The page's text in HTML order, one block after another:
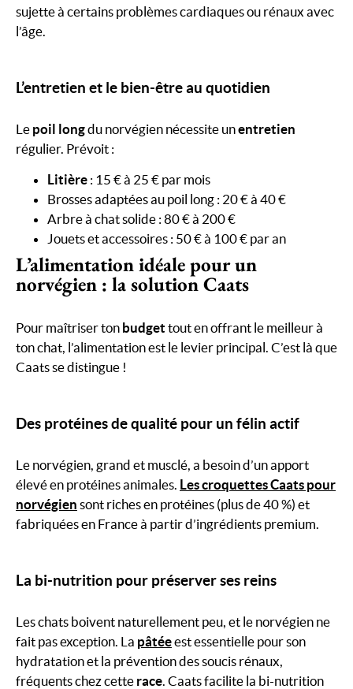
sujette à certains problèmes cardiaques ou rénaux avec
l’âge.
L’entretien et le bien-être au quotidien
Le poil longdu norvégien nécessite unentretien
régulier. Prévoit :
Litière : 15 € à 25 € par mois
Brosses adaptées au poil long : 20 € à 40 €
Arbre à chat solide : 80 € à 200 €
Jouets et accessoires : 50 € à 100 € par an
L’alimentation idéale pour un
norvégien : la solution Caats
Pour maîtriser ton budget tout en offrant le meilleur à
ton chat, l’alimentation est le levier principal. C’est là que
Caats se distingue !
Des protéines de qualité pour un félin actif
Le norvégien, grand et musclé, a besoin d’un apport
élevé en protéines animales. Les croquettes Caats pour
norvégien sont riches en protéines (plus de 40 %) et
fabriquées en France à partir d’ingrédients premium.
La bi-nutrition pour préserver ses reins
Les chats boivent naturellement peu, et le norvégien ne
fait pas exception. La pâtéeest essentielle pour son
hydratation et la prévention des soucis rénaux,
fréquents chez cette race. Caats facilite la bi-nutrition